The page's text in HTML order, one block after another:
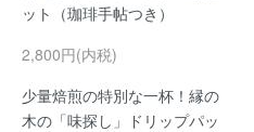
ット（珈琲手帖つき）
2,800円(内税)
少量焙煎の特別な一杯！縁の
木の「味探し」ドリップパッ